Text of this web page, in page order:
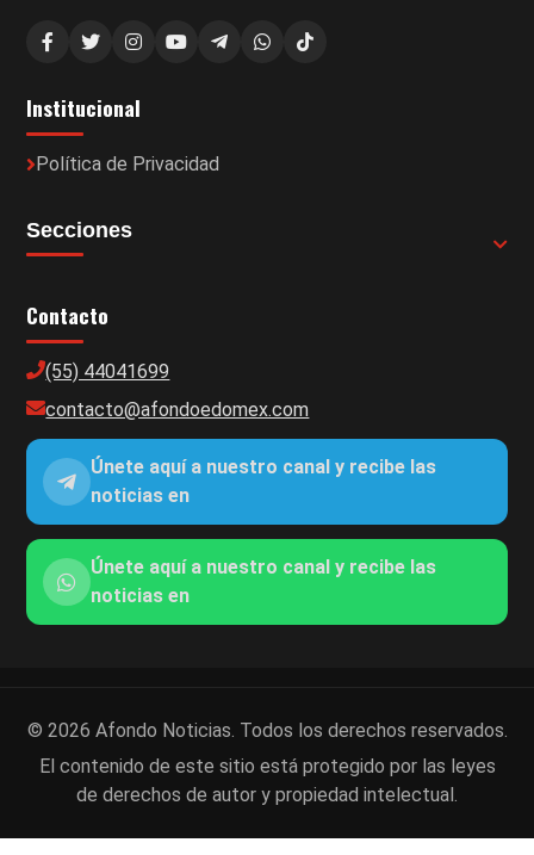
Institucional
Política de Privacidad
Secciones
Contacto
(55) 44041699
contacto@afondoedomex.com
Únete aquí a nuestro canal y recibe las
noticias en
Únete aquí a nuestro canal y recibe las
noticias en
© 2026 Afondo Noticias. Todos los derechos reservados.
El contenido de este sitio está protegido por las leyes
de derechos de autor y propiedad intelectual.